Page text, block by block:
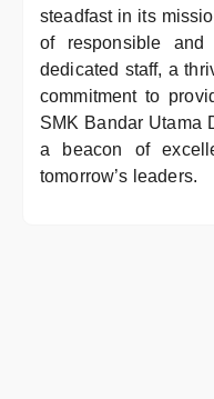
steadfast in its
of responsible
dedicated staff, a
commitment to
SMK Bandar Utama
a beacon of
tomorrow’s leaders.